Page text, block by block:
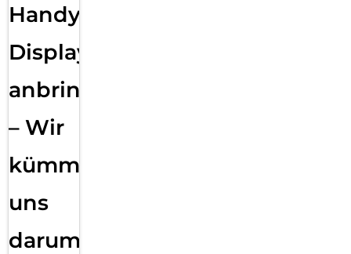
Handy
Displayfolie
anbringen
– Wir
kümmern
uns
darum!